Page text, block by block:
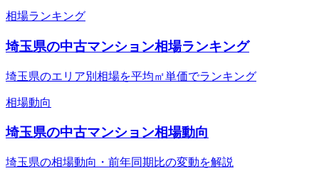
相場ランキング
埼玉県の中古マンション相場ランキング
埼玉県のエリア別相場を平均㎡単価でランキング
相場動向
埼玉県の中古マンション相場動向
埼玉県の相場動向・前年同期比の変動を解説